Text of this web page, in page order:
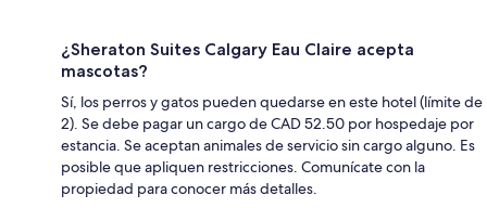
¿Sheraton Suites Calgary Eau Claire acepta
mascotas?
Sí, los perros y gatos pueden quedarse en este hotel (límite de
2). Se debe pagar un cargo de CAD 52.50 por hospedaje por
estancia. Se aceptan animales de servicio sin cargo alguno. Es
posible que apliquen restricciones. Comunícate con la
propiedad para conocer más detalles.